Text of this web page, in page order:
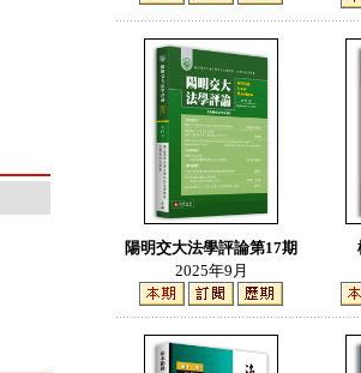
陽明交大法學評論第17期
2025年9月